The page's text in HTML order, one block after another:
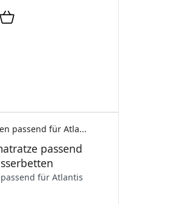
passend
für Atlantis